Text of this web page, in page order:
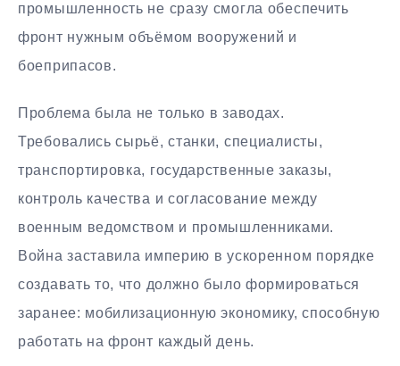
промышленность не сразу смогла обеспечить
фронт нужным объёмом вооружений и
боеприпасов.
Проблема была не только в заводах.
Требовались сырьё, станки, специалисты,
транспортировка, государственные заказы,
контроль качества и согласование между
военным ведомством и промышленниками.
Война заставила империю в ускоренном порядке
создавать то, что должно было формироваться
заранее: мобилизационную экономику, способную
работать на фронт каждый день.